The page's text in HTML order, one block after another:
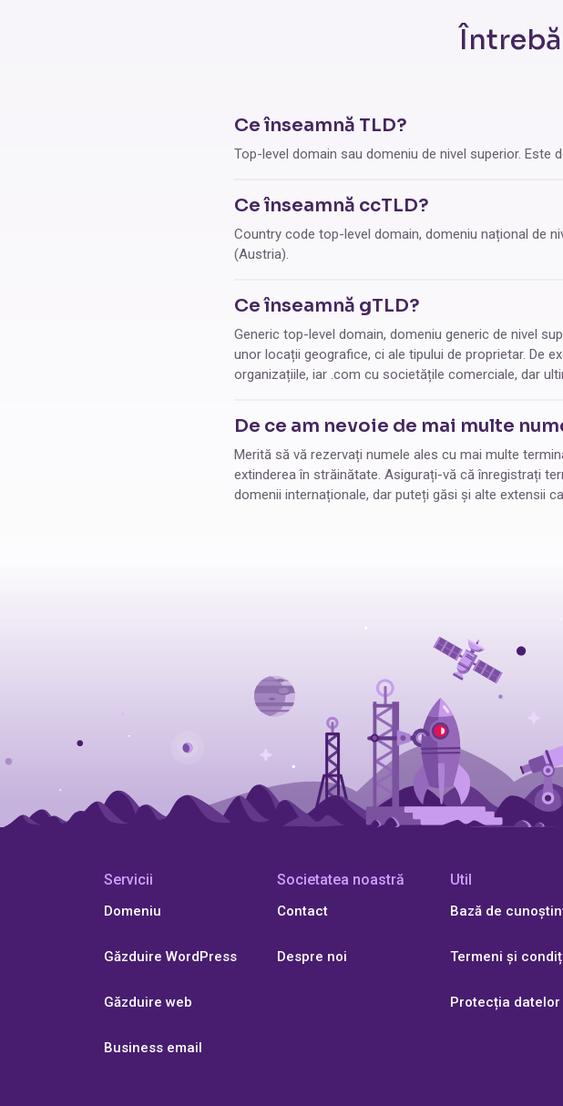
Ce înseamnă TLD?
Top-level domain sau domeniu de nivel superior. Este
Ce înseamnă ccTLD?
Country code top-level domain, domeniu național de
(Austria).
Ce înseamnă gTLD?
Generic top-level domain, domeniu generic de nivel
unor locații geografice, ci ale tipului de proprietar. De
organizațiile, iar .com cu societățile comerciale, dar
De ce am nevoie de mai multe
Merită să vă rezervați numele ales cu mai multe
extinderea în străinătate. Asigurați-vă că înregistrați
domenii internaționale, dar puteți găsi și alte extensii
Servicii
Domeniu
Găzduire WordPress
Găzduire web
Business email
Societatea noastră
Contact
Despre noi
Util
Bază de
Termeni și
Protecția datelor